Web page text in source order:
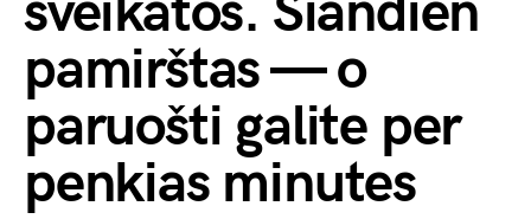
pamirštas — o
paruošti galite per
penkias minutes